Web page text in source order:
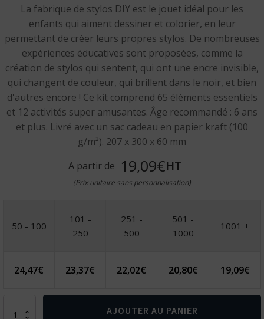
La fabrique de stylos DIY est le jouet idéal pour les
enfants qui aiment dessiner et colorier, en leur
permettant de créer leurs propres stylos. De nombreuses
expériences éducatives sont proposées, comme la
création de stylos qui sentent, qui ont une encre invisible,
qui changent de couleur, qui brillent dans le noir, et bien
d'autres encore ! Ce kit comprend 65 éléments essentiels
et 12 activités super amusantes. Âge recommandé : 6 ans
et plus. Livré avec un sac cadeau en papier kraft (100
g/m²). 207 x 300 x 60 mm
A partir de 19,09€HT
(Prix unitaire sans personnalisation)
50 - 100
101 -
250
251 -
500
501 -
1000
1001 +
24,47€ 23,37€ 22,02€ 20,80€ 19,09€
AJOUTER AU PANIER